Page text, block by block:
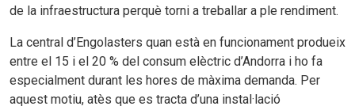
de la infraestructura perquè torni a treballar a ple rendiment.
La central d’Engolasters quan està en funcionament produeix
entre el 15 i el 20 % del consum elèctric d’Andorra i ho fa
especialment durant les hores de màxima demanda. Per
aquest motiu, atès que es tracta d’una instal·lació